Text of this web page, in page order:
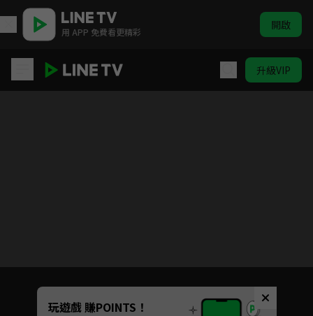
用 APP 免費看更精彩 開啟
升級VIP
Unmute
玩遊戲 賺POINTS！